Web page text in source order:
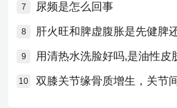
7 尿频是怎么回事
8 肝火旺和脾虚腹胀是先健脾
9 用清热水洗脸好吗,是油性皮
10 双膝关节缘骨质增生，关节